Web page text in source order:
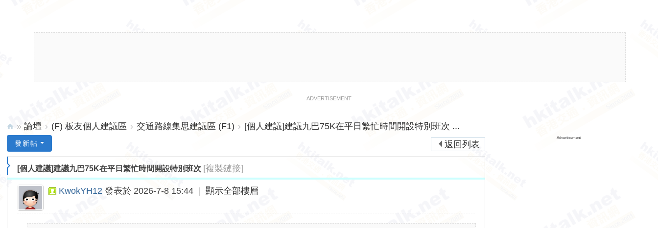
ADVERTISEMENT
lk.
» 論壇 › (F) 板友個人建議區 › 交通路線集思建議區 (F1) › [個人建議]建議九巴75K在平日繁忙時間開設特別班次 ...
返回列表
發新帖
[個人建議]建議九巴75K在平日繁忙時間開設特別班次 [複製鏈接]
KwokYH12 發表於 2026-7-8 15:44 顯示全部樓層
Advertisement